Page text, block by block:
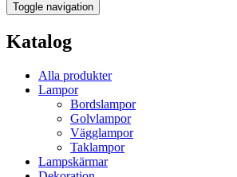
Toggle navigation
Katalog
Alla produkter
Lampor
Bordslampor
Golvlampor
Vägglampor
Taklampor
Lampskärmar